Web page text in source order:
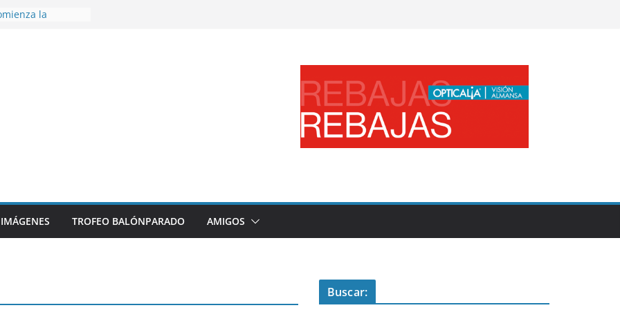
la
sumando
26/27
en el
de
IMÁGENES TROFEO BALÓNPARADO AMIGOS
Buscar: